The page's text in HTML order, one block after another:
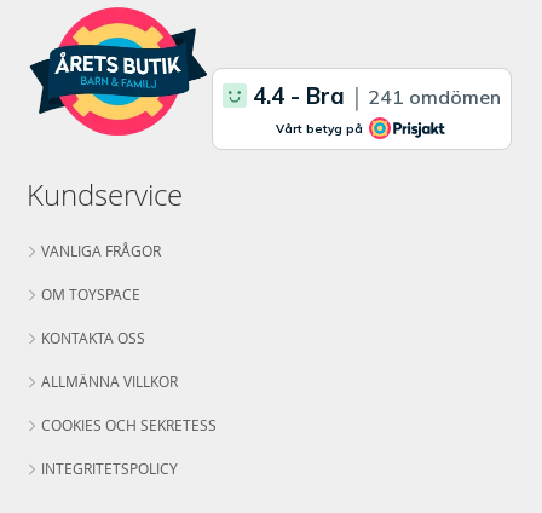
Kundservice
VANLIGA FRÅGOR
OM TOYSPACE
KONTAKTA OSS
ALLMÄNNA VILLKOR
COOKIES OCH SEKRETESS
INTEGRITETSPOLICY